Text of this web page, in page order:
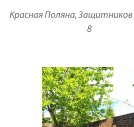
Красная Поляна, Защитников
8